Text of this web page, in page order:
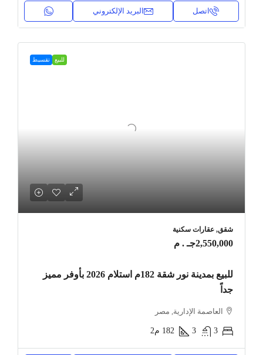
اتصل البريد الإلكتروني
للبيع تقسيط
شقق, عقارات سكنية
2,550,000جـ . م
للبيع بمدينة نور شقة 182م استلام 2026 بأوفر مميز
جداً
العاصمة الإدارية, مصر
3
3
182 م2